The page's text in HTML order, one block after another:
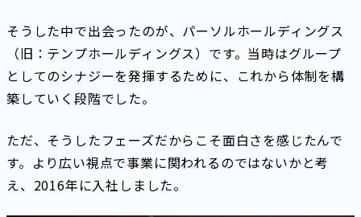
そうした中で出会ったのが、パーソルホールディングス
（旧：テンプホールディングス）です。当時はグループ
としてのシナジーを発揮するために、これから体制を構
築していく段階でした。
ただ、そうしたフェーズだからこそ面白さを感じたんで
す。より広い視点で事業に関われるのではないかと考
え、2016年に入社しました。